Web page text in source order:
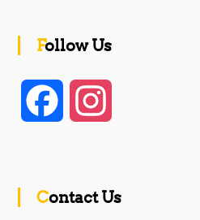
Follow Us
Contact Us